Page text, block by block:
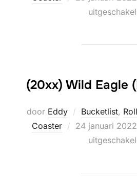
(20xx) Wild Eagle
door Eddy Bucketlist,
Coaster
Geplaatst
24 januari 2022